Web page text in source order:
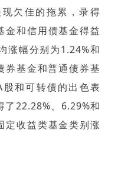
欠佳的拖累，录得
金和信用债基金得益
涨幅分别为1.24%和
券基金和普通债券基
和可转债的出色表
了22.28%、6.29%和
定收益类基金类别涨